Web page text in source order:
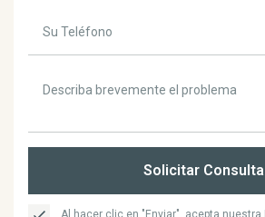
Solicitar Consulta